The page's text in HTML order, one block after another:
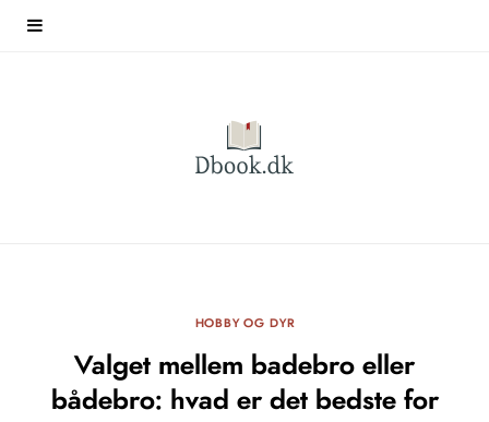
HOBBY OG DYR
Valget mellem badebro eller
bådebro: hvad er det bedste for